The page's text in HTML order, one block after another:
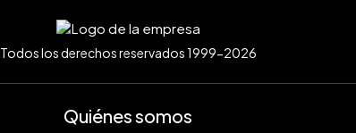
Todos los derechos reservados 1999-2026
Quiénes somos